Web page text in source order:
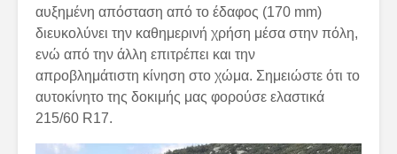
αυξημένη απόσταση από το έδαφος (170 mm)
διευκολύνει την καθημερινή χρήση μέσα στην πόλη,
ενώ από την άλλη επιτρέπει και την
απροβλημάτιστη κίνηση στο χώμα. Σημειώστε ότι το
αυτοκίνητο της δοκιμής μας φορούσε ελαστικά
215/60 R17.